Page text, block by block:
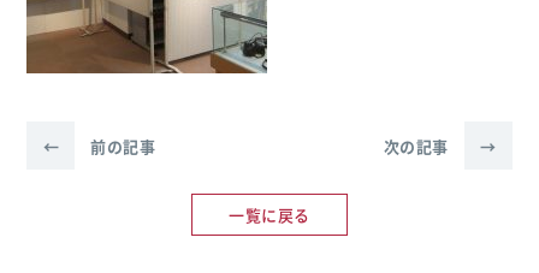
← 前の記事
一覧に戻る
次の記事 →